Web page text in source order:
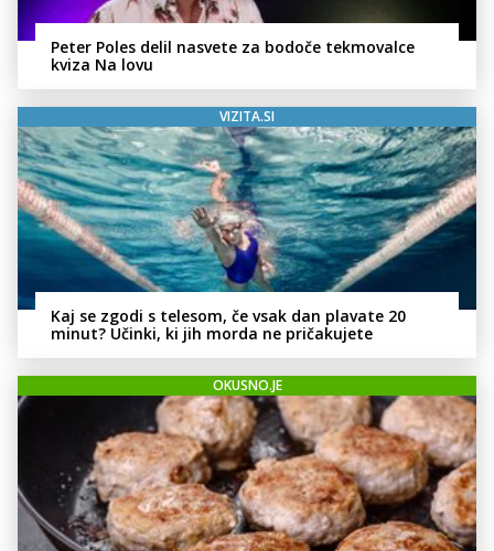
Peter Poles delil nasvete za bodoče tekmovalce
kviza Na lovu
VIZITA.SI
Kaj se zgodi s telesom, če vsak dan plavate 20
minut? Učinki, ki jih morda ne pričakujete
OKUSNO.JE